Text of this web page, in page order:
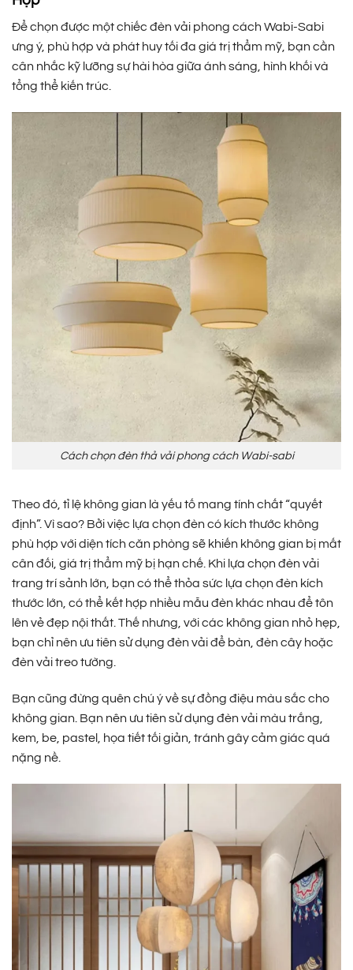
Để chọn được một chiếc đèn vải phong cách Wabi-Sabi
ưng ý, phù hợp và phát huy tối đa giá trị thẩm mỹ, bạn cần
cân nhắc kỹ lưỡng sự hài hòa giữa ánh sáng, hình khối và
tổng thể kiến trúc.
Cách chọn đèn thả vải phong cách Wabi-sabi
Theo đó, tỉ lệ không gian là yếu tố mang tính chất “quyết
định”. Vì sao? Bởi việc lựa chọn đèn có kích thước không
phù hợp với diện tích căn phòng sẽ khiến không gian bị mất
cân đối, giá trị thẩm mỹ bị hạn chế. Khi lựa chọn đèn vải
trang trí sảnh lớn, bạn có thể thỏa sức lựa chọn đèn kích
thước lớn, có thể kết hợp nhiều mẫu đèn khác nhau để tôn
lên vẻ đẹp nội thất. Thế nhưng, với các không gian nhỏ hẹp,
bạn chỉ nên ưu tiên sử dụng đèn vải để bàn, đèn cây hoặc
đèn vải treo tường.
Bạn cũng đừng quên chú ý về sự đồng điệu màu sắc cho
không gian. Bạn nên ưu tiên sử dụng đèn vải màu trắng,
kem, be, pastel, họa tiết tối giản, tránh gây cảm giác quá
nặng nề.